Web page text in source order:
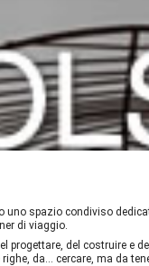
uno spazio condiviso
di viaggio.
progettare, del costruire e
da... cercare, ma da